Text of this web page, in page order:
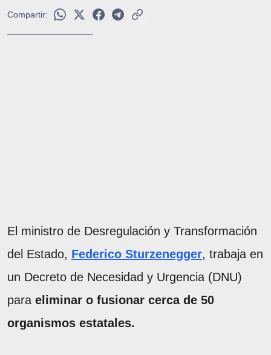
Compartir:
El ministro de Desregulación y Transformación
del Estado, Federico Sturzenegger, trabaja en
un Decreto de Necesidad y Urgencia (DNU)
para eliminar o fusionar cerca de 50
organismos estatales.